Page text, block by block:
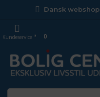
Dansk webshop
Kundeservice 0